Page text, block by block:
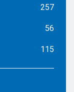
257
56
115